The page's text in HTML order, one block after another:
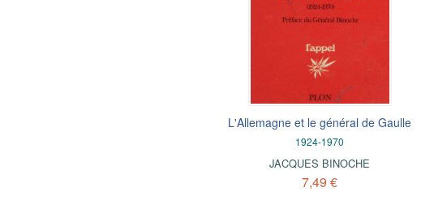
L'Allemagne et le général de Gaulle
1924-1970
JACQUES BINOCHE
7,49 €